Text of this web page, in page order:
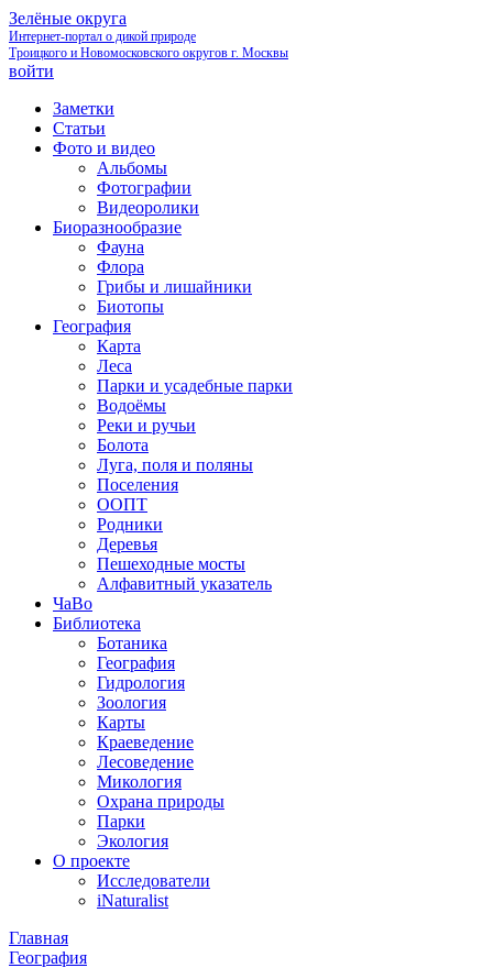
Зелёные округа
Интернет-портал о дикой природе
Троицкого и Новомосковского округов г. Москвы
войти
Заметки
Статьи
Фото и видео
Альбомы
Фотографии
Видеоролики
Биоразнообразие
Фауна
Флора
Грибы и лишайники
Биотопы
География
Карта
Леса
Парки и усадебные парки
Водоёмы
Реки и ручьи
Болота
Луга, поля и поляны
Поселения
ООПТ
Родники
Деревья
Пешеходные мосты
Алфавитный указатель
ЧаВо
Библиотека
Ботаника
География
Гидрология
Зоология
Карты
Краеведение
Лесоведение
Микология
Охрана природы
Парки
Экология
О проекте
Исследователи
iNaturalist
Главная
География